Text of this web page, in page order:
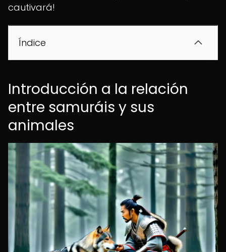
cautivará!
Índice
Introducción a la relación
entre samuráis y sus
animales